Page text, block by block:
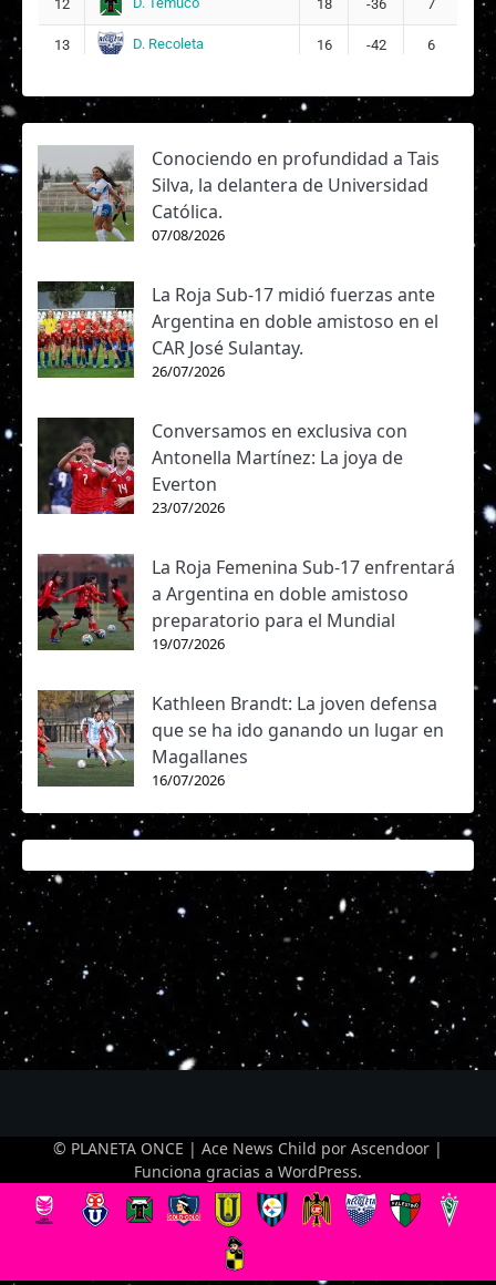
12 18 -36 7
13 D. Recoleta 16 -42 6
Conociendo en profundidad a Tais
Silva, la delantera de Universidad
Católica.
07/08/2026
La Roja Sub-17 midió fuerzas ante
Argentina en doble amistoso en el
CAR José Sulantay.
26/07/2026
Conversamos en exclusiva con
Antonella Martínez: La joya de
Everton
23/07/2026
La Roja Femenina Sub-17 enfrentará
a Argentina en doble amistoso
preparatorio para el Mundial
19/07/2026
Kathleen Brandt: La joven defensa
que se ha ido ganando un lugar en
Magallanes
16/07/2026
© PLANETA ONCE | Ace News Child por Ascendoor |
Funciona gracias a WordPress.